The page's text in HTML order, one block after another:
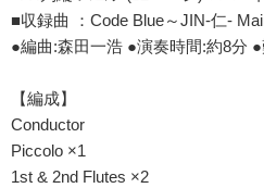
■収録曲 ：Code Blue～JIN-仁-
●編曲:森田一浩 ●演奏時間:約8
【編成】
Conductor
Piccolo ×1
1st & 2nd Flutes ×2